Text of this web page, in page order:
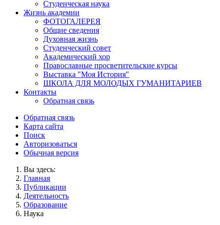
Студенческая наука
Жизнь академии
ФОТОГАЛЕРЕЯ
Общие сведения
Духовная жизнь
Студенческий совет
Академический хор
Православные просветительские курсы
Выставка "Моя История"
ШКОЛА ДЛЯ МОЛОДЫХ ГУМАНИТАРИЕВ
Контакты
Обратная связь
Обратная связь
Карта сайта
Поиск
Авторизоваться
Обычная версия
Вы здесь:
Главная
Публикации
Деятельность
Образование
Наука